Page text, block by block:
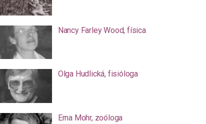
Nancy Farley Wood, física
Olga Hudlická, fisióloga
Erna Mohr, zoóloga